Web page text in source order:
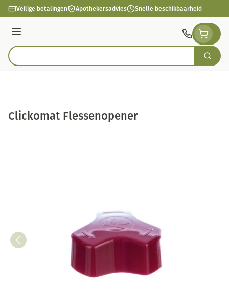
Ga naar de inhoud
Veilige betalingen Apothekersadvies Snelle beschikbaarheid
Menu
Product, merk, categorie... Zoek
Clickomat Flessenopener